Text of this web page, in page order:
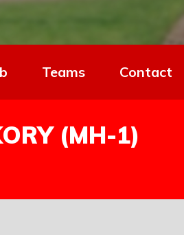
Teams Contact
(MH-1)